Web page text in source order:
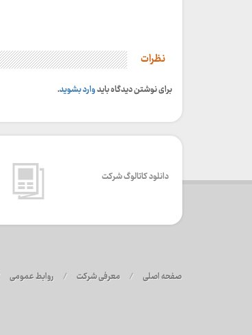
نظرات
برای نوشتن دیدگاه بایدوارد بشوید.
دانلود کاتالوگ شرکت
صفحه اصلی / معرفی شرکت / روابط عمومی